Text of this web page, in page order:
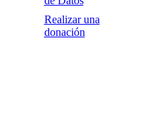
Realizar una
donación